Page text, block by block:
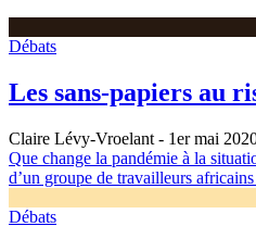
Débats
Les sans-papiers au
Claire Lévy-Vroelant - 1er mai
Que change la pandémie à la
d’un groupe de travailleurs
Débats